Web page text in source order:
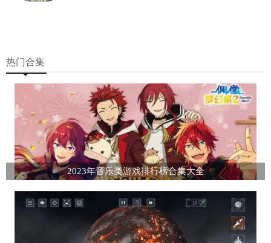
热门合集
2023年音乐类游戏排行榜合集大全